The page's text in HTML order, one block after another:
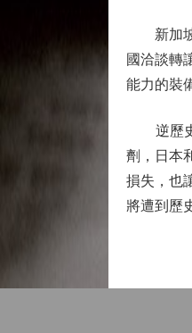
新加坡
國洽談轉
能力的裝
逆歷史
劑，日本
損失，也
將遭到歷